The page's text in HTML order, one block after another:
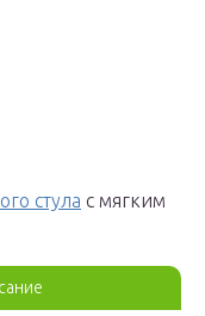
стула с мягким